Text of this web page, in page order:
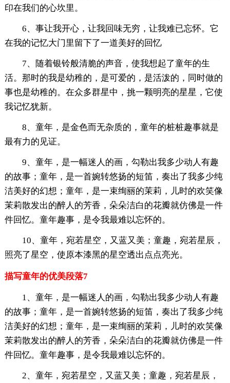
印在我们的心坎里。
6、事让我开心，让我回味无穷，让我难已忘怀。它
在我的记忆大门里留下了一道美好的回忆
7、随着银铃般清脆的声音，使我想起了童年的生
活。那时的我是幼稚的，是可爱的，是活泼的，同时做的
事也是幼稚的。在众多群星中，挑一颗明亮的星星，它使
我记忆犹新。
8、童年，是金色而无杂质的，童年的桩桩趣事就是
最有力的见证。
9、童年，是一幅迷人的画，勾勒出我多少动人有趣
的故事；童年，是一首婉转悠扬的短笛，奏出了我多少纯
洁美好的幻想；童年，是一束绚丽的茉莉，儿时的欢笑像
茉莉散发出的醉人的芳香，朵朵洁白的花瓣就仿佛是一件
件回忆。童年趣事，是令我最难以忘怀的。
10、童年，宛若星空，又蓝又美；童趣，宛若星辰，
照亮了星空，使原本漆黑的星空透出点点亮光。
描写童年的优美段落7
1、童年，是一幅迷人的画，勾勒出我多少动人有趣
的故事；童年，是一首婉转悠扬的短笛，奏出了我多少纯
洁美好的幻想；童年，是一束绚丽的茉莉，儿时的欢笑像
茉莉散发出的醉人的芳香，朵朵洁白的花瓣就仿佛是一件
件回忆。童年趣事，是令我最难以忘怀的。
2、童年，宛若星空，又蓝又美；童趣，宛若星辰，